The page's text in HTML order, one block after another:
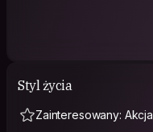
Styl życia
Zainteresowany: Akcja